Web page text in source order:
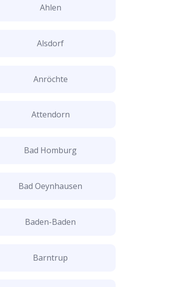
Ahlen
Alsdorf
Anröchte
Attendorn
Bad Homburg
Bad Oeynhausen
Baden-Baden
Barntrup